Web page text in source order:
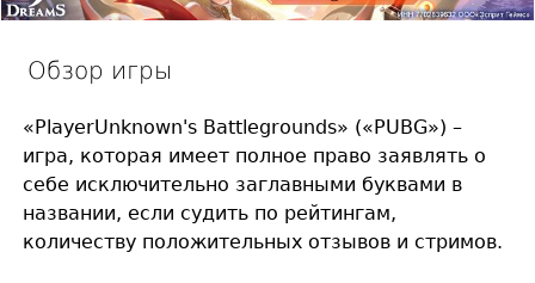
Обзор игры
«PlayerUnknown's Battlegrounds» («PUBG») –
игра, которая имеет полное право заявлять о
себе исключительно заглавными буквами в
названии, если судить по рейтингам,
количеству положительных отзывов и стримов.